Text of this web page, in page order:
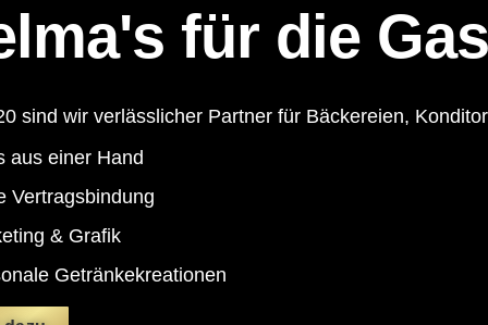
für die
sind wir verlässlicher Partner für Bäckereien,
aus einer Hand
Vertragsbindung
& Grafik
Getränkekreationen